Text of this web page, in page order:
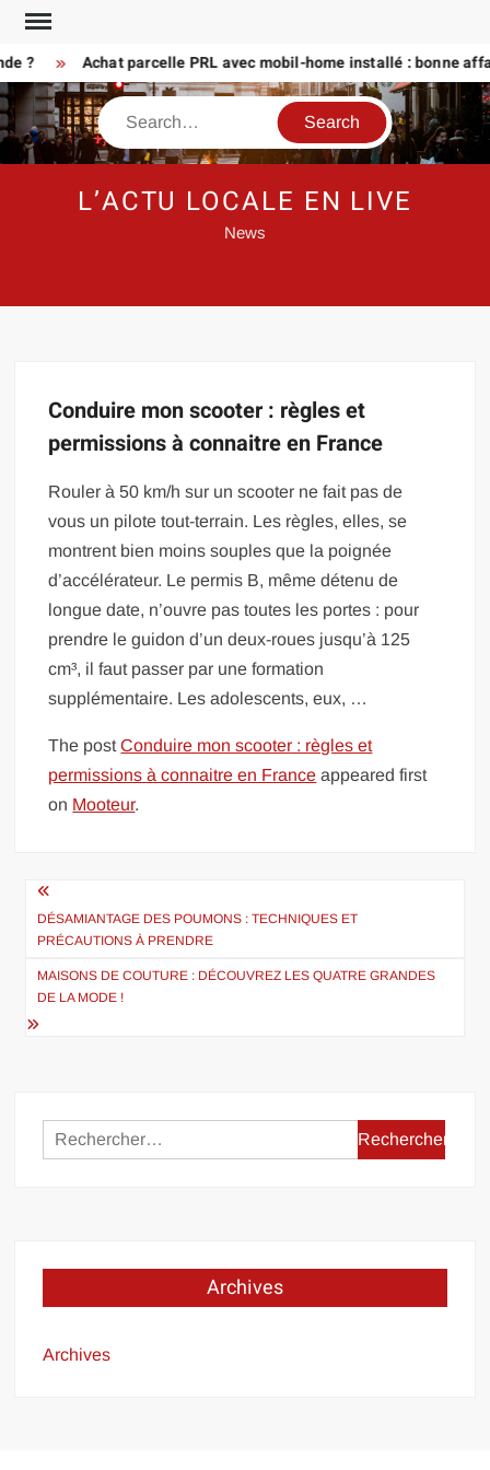
Skip
content
? Achat parcelle PRL avec mobil-home installé : bonne
Search
L’ACTU LOCALE EN LIVE
News
Conduire mon scooter : règles et
permissions à connaitre en France
Rouler à 50 km/h sur un scooter ne fait pas de
vous un pilote tout-terrain. Les règles, elles, se
montrent bien moins souples que la poignée
d’accélérateur. Le permis B, même détenu de
longue date, n’ouvre pas toutes les portes : pour
prendre le guidon d’un deux-roues jusqu’à 125
cm³, il faut passer par une formation
supplémentaire. Les adolescents, eux, …
The postConduire mon scooter : règles et
permissions à connaitre en France appeared first
on Mooteur.
Navigation
de
l’article
DÉSAMIANTAGE DES POUMONS : TECHNIQUES ET
PRÉCAUTIONS À PRENDRE
MAISONS DE COUTURE : DÉCOUVREZ LES QUATRE GRANDES
DE LA MODE !
Rechercher :
Archives
Archives